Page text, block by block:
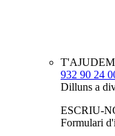
932 90 24
Dilluns a
ESCRIU-
Formulari